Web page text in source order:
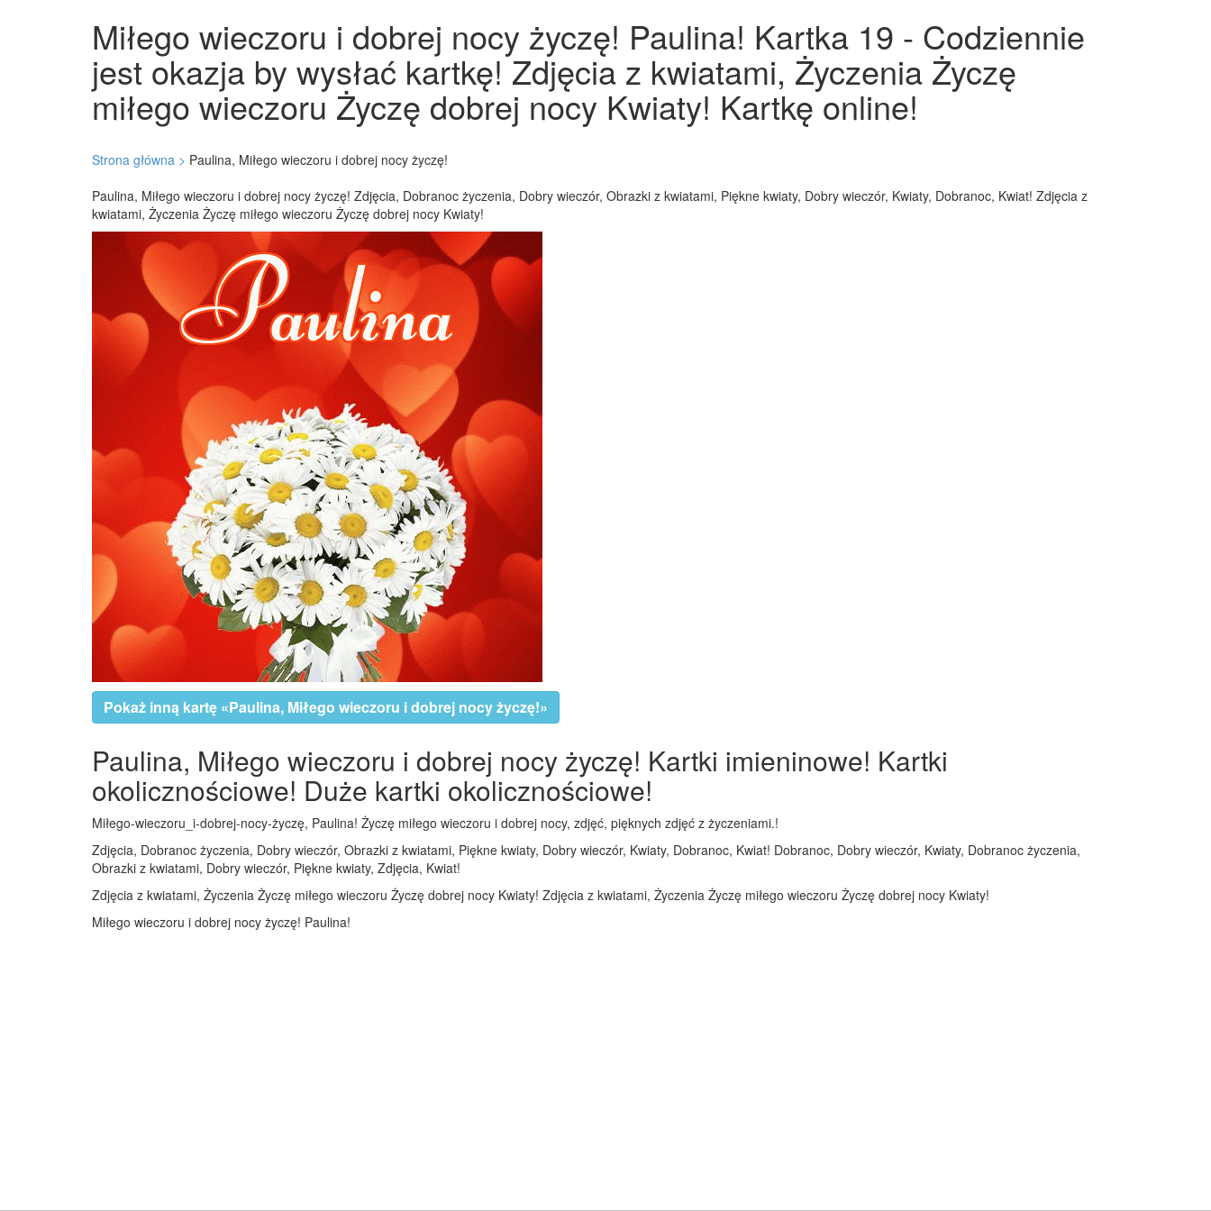
Miłego wieczoru i dobrej nocy życzę! Paulina! Kartka 19 - Codziennie
jest okazja by wysłać kartkę! Zdjęcia z kwiatami, Życzenia Życzę
miłego wieczoru Życzę dobrej nocy Kwiaty! Kartkę online!
Strona główna > Paulina, Miłego wieczoru i dobrej nocy życzę!
Paulina, Miłego wieczoru i dobrej nocy życzę! Zdjęcia, Dobranoc życzenia, Dobry wieczór, Obrazki z kwiatami, Piękne kwiaty, Dobry wieczór, Kwiaty, Dobranoc, Kwiat! Zdjęcia z
kwiatami, Życzenia Życzę miłego wieczoru Życzę dobrej nocy Kwiaty!
Pokaż inną kartę «Paulina, Miłego wieczoru i dobrej nocy życzę!»
Paulina, Miłego wieczoru i dobrej nocy życzę! Kartki imieninowe! Kartki
okolicznościowe! Duże kartki okolicznościowe!
Miłego-wieczoru_i-dobrej-nocy-życzę, Paulina! Życzę miłego wieczoru i dobrej nocy, zdjęć, pięknych zdjęć z życzeniami.!
Zdjęcia, Dobranoc życzenia, Dobry wieczór, Obrazki z kwiatami, Piękne kwiaty, Dobry wieczór, Kwiaty, Dobranoc, Kwiat! Dobranoc, Dobry wieczór, Kwiaty, Dobranoc życzenia,
Obrazki z kwiatami, Dobry wieczór, Piękne kwiaty, Zdjęcia, Kwiat!
Zdjęcia z kwiatami, Życzenia Życzę miłego wieczoru Życzę dobrej nocy Kwiaty! Zdjęcia z kwiatami, Życzenia Życzę miłego wieczoru Życzę dobrej nocy Kwiaty!
Miłego wieczoru i dobrej nocy życzę! Paulina!